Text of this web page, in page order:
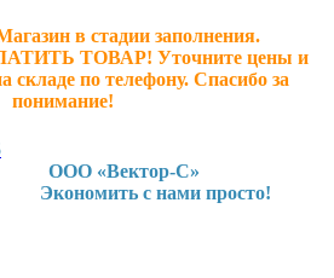
в стадии заполнения.
ТОВАР! Уточните цены и
складе по телефону. Спасибо за
понимание!
«Вектор-С»
с нами просто!